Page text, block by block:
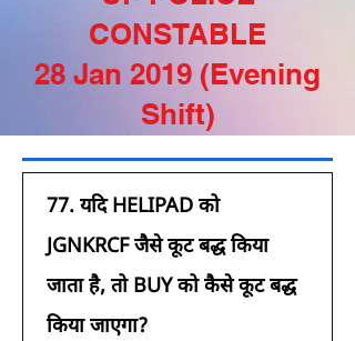
CONSTABLE
28 Jan 2019 (Evening
Shift)
77. यदि HELIPAD को
JGNKRCF जैसे कूट बद्ध किया
जाता है, तो BUY को कैसे कूट बद्ध
किया जाएगा?